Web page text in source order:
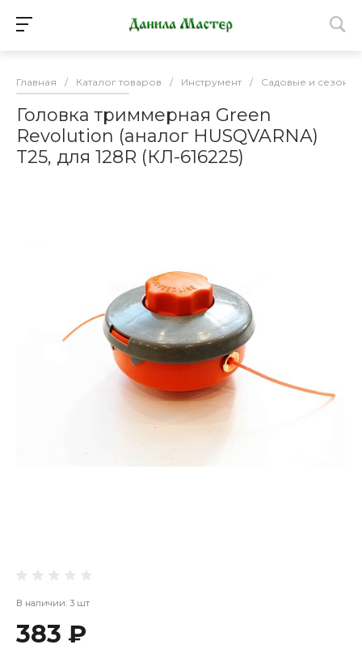
Главная / Каталог товаров / Инструмент / Садовые и
Головка триммерная Green
Revolution (аналог HUSQVARNA)
T25, для 128R (КЛ-616225)
В наличии: 3 шт
383 ₽